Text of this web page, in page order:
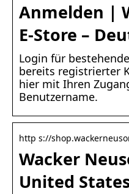
Anmelden |
E-Store –
Login für
bereits registrierter
hier mit Ihren
Benutzername.
http s://
Wacker
United